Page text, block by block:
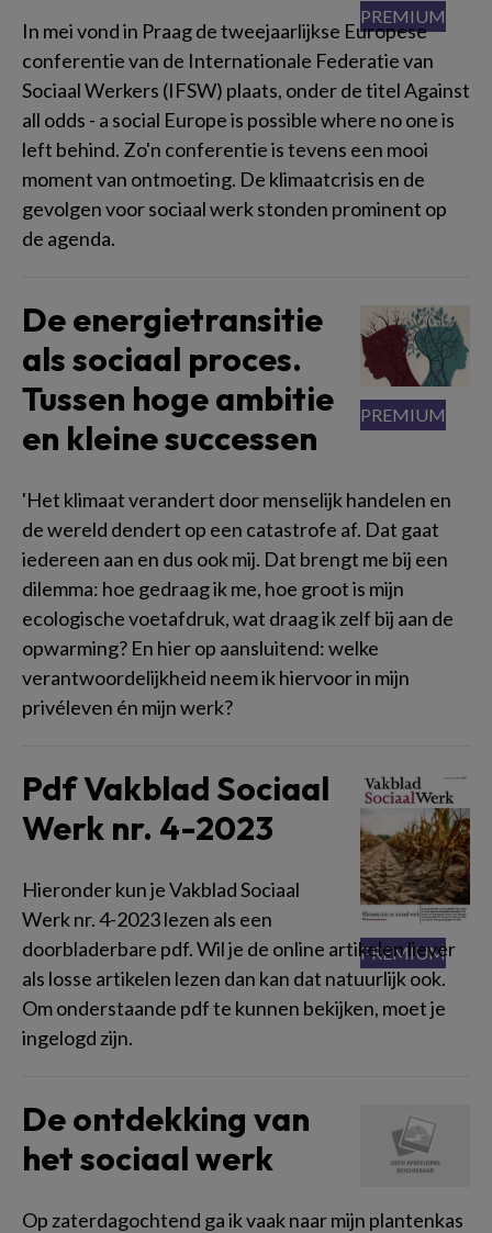
In mei vond in Praag de tweejaarlijkse Europese
conferentie van de Internationale Federatie van
Sociaal Werkers (IFSW) plaats, onder de titel Against
all odds - a social Europe is possible where no one is
left behind. Zo'n conferentie is tevens een mooi
moment van ontmoeting. De klimaatcrisis en de
gevolgen voor sociaal werk stonden prominent op
de agenda.
De energietransitie
als sociaal proces.
Tussen hoge ambitie
en kleine successen
'Het klimaat verandert door menselijk handelen en
de wereld dendert op een catastrofe af. Dat gaat
iedereen aan en dus ook mij. Dat brengt me bij een
dilemma: hoe gedraag ik me, hoe groot is mijn
ecologische voetafdruk, wat draag ik zelf bij aan de
opwarming? En hier op aansluitend: welke
verantwoordelijkheid neem ik hiervoor in mijn
privéleven én mijn werk?
Pdf Vakblad Sociaal
Werk nr. 4-2023
Hieronder kun je Vakblad Sociaal
Werk nr. 4-2023 lezen als een
doorbladerbare pdf. Wil je de online artikelen liever
als losse artikelen lezen dan kan dat natuurlijk ook.
Om onderstaande pdf te kunnen bekijken, moet je
ingelogd zijn.
De ontdekking van
het sociaal werk
Op zaterdagochtend ga ik vaak naar mijn plantenkas